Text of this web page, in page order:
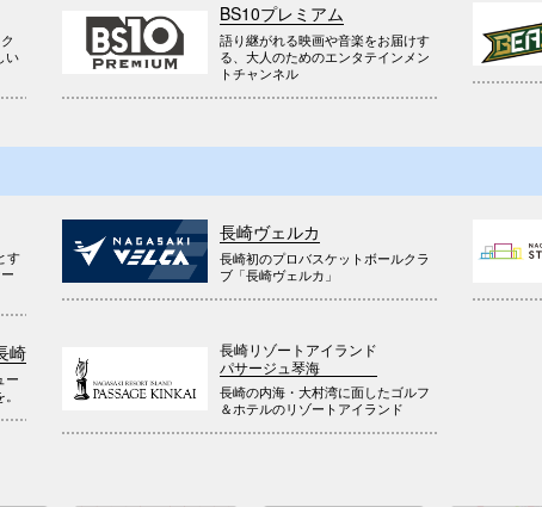
い
BS10プレミアム
語り継がれる映画や音楽をお届けす
る、大人のためのエンタテインメン
トチャンネル
す
長崎ヴェルカ
長崎初のプロバスケットボールクラ
ブ「長崎ヴェルカ」
崎
ー
長崎リゾートアイランド
パサージュ琴海
長崎の内海・大村湾に面したゴルフ
＆ホテルのリゾートアイランド